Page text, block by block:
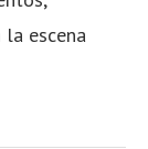
escena